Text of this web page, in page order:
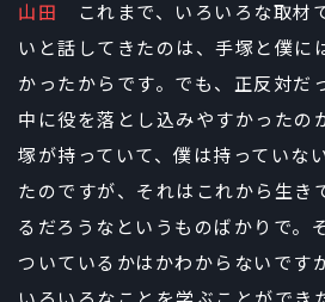
山田 これまで、いろいろな取材
いと話してきたのは、手塚と僕に
かったからです。でも、正反対だ
中に役を落とし込みやすかったの
塚が持っていて、僕は持っていな
たのですが、それはこれから生き
るだろうなというものばかりで。
ついているかはかわからないです